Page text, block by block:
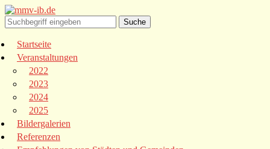
Startseite
Veranstaltungen
2022
2023
2024
2025
Bildergalerien
Referenzen